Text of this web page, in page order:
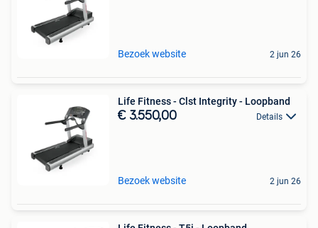
Bezoek website 2 jun 26
Life Fitness - Clst Integrity - Loopband
€ 3.550,00 Details
Bezoek website 2 jun 26